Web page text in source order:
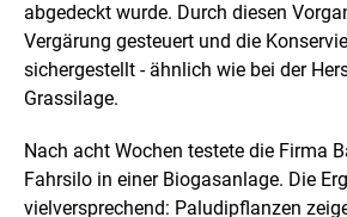
abgedeckt wurde. Durch diesen
Vergärung gesteuert und die
sichergestellt - ähnlich wie bei der
Grassilage.
Nach acht Wochen testete die Firma
Fahrsilo in einer Biogasanlage. Die
vielversprechend: Paludipflanzen